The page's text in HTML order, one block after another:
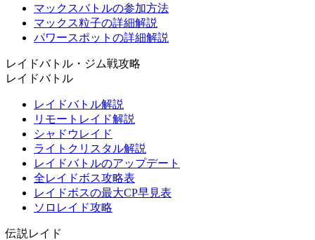
マックスバトルの参加方法
マックス粒子の詳細解説
パワースポットの詳細解説
レイドバトル・ジム戦攻略
レイドバトル
レイドバトル解説
リモートレイド解説
シャドウレイド
ライトクリスタル解説
レイドバトルのアップデート
全レイドボス攻略表
レイドボスの最大CP早見表
ソロレイド攻略
伝説レイド